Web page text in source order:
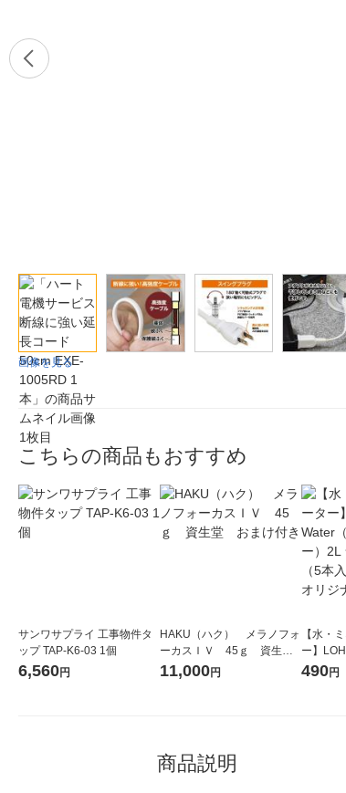
画像を見る
こちらの商品もおすすめ
サンワサプライ 工事物件タ
ップ TAP-K6-03 1個
6,560円
HAKU（ハク） メラノフォ
ーカスＩＶ 45ｇ 資生
堂 おまけ付き
11,000円
【水・
ー】
コウォ
490円
商品説明